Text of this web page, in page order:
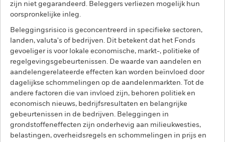
zijn niet gegarandeerd. Beleggers verliezen mogelijk hun
oorspronkelijke inleg.
Beleggingsrisico is geconcentreerd in specifieke sectoren,
landen, valuta's of bedrijven. Dit betekent dat het Fonds
gevoeliger is voor lokale economische, markt-, politieke of
regelgevingsgebeurtenissen. De waarde van aandelen en
aandelengerelateerde effecten kan worden beïnvloed door
dagelijkse schommelingen op de aandelenmarkten. Tot de
andere factoren die van invloed zijn, behoren politiek en
economisch nieuws, bedrijfsresultaten en belangrijke
gebeurtenissen in de bedrijven. Beleggingen in
grondstoffeneffecten zijn onderhevig aan milieukwesties,
belastingen, overheidsregels en schommelingen in prijs en